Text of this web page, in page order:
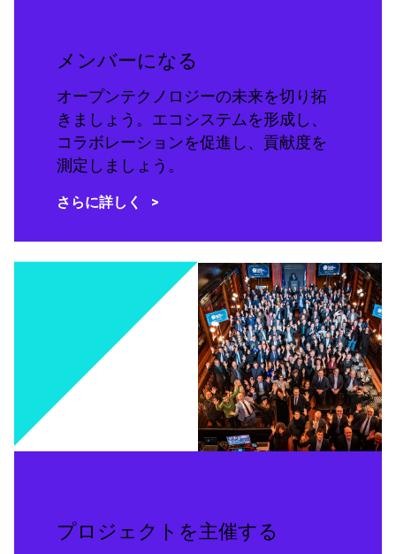
メンバーになる
オープンテクノロジーの未来を切り拓
きましょう。エコシステムを形成し、
コラボレーションを促進し、貢献度を
測定しましょう。
さらに詳しく
プロジェクトを主催する